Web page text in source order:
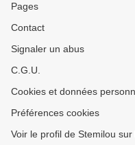
Pages
Contact
Signaler un abus
C.G.U.
Cookies et données
Préférences cookies
Voir le profil de Stemilou